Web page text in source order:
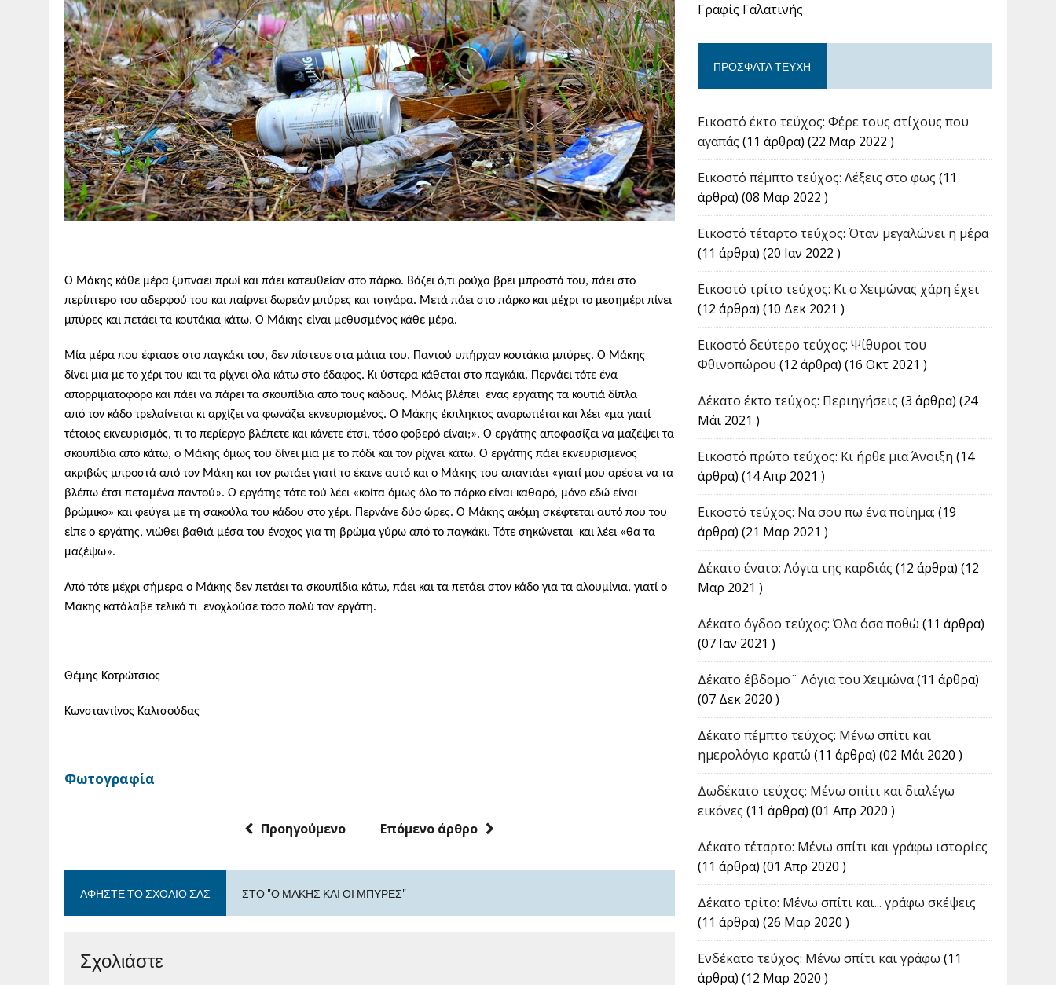
Ο Μάκης κάθε μέρα ξυπνάει πρωί και πάει κατευθείαν στο πάρκο. Βάζει ό,τι ρούχα βρει μπροστά του, πάει στο
περίπτερο του αδερφού του και παίρνει δωρεάν μπύρες και τσιγάρα. Μετά πάει στο πάρκο και μέχρι το μεσημέρι πίνει
μπύρες και πετάει τα κουτάκια κάτω. Ο Μάκης είναι μεθυσμένος κάθε μέρα.
Μία μέρα που έφτασε στο παγκάκιτου, δεν πίστευε στα μάτια του. Παντού υπήρχαν κουτάκια μπύρες. Ο Μάκης
δίνει μια με το χέρι του καιτα ρίχνει όλα κάτω στο έδαφος. Κι ύστερα κάθεται στο παγκάκι. Περνάει τότε ένα
απορριματοφόρο και πάει να πάρει τα σκουπίδια απότους κάδους. Μόλις βλέπει ένας εργάτηςτα κουτιά δίπλα
από τον κάδο τρελαίνεται κι αρχίζει να φωνάζει εκνευρισμένος. Ο Μάκης έκπληκτος αναρωτιέται και λέει «μα γιατί
τέτοιος εκνευρισμός, τι το περίεργο βλέπετε και κάνετε έτσι, τόσο φοβερό είναι;». Ο εργάτης αποφασίζει να μαζέψει τα
σκουπίδια από κάτω, ο Μάκης όμως του δίνει μια με το πόδι και τον ρίχνει κάτω. Ο εργάτης πάει εκνευρισμένος
ακριβώς μπροστά απότον Μάκη και τον ρωτάει γιατί το έκανε αυτό και ο Μάκης του απαντάει «γιατί μου αρέσει να τα
βλέπω έτσι πεταμένα παντού». Ο εργάτης τότε τού λέει «κοίτα όμως όλο το πάρκο είναι καθαρό, μόνο εδώ είναι
βρώμικο» και φεύγει με τη σακούλα του κάδου στο χέρι. Περνάνε δύο ώρες. Ο Μάκης ακόμη σκέφτεται αυτό που του
είπε ο εργάτης, νιώθει βαθιά μέσα του ένοχος για τη βρώμα γύρω απότο παγκάκι. Τότε σηκώνεται και λέει «θα τα
μαζέψω».
Από τότε μέχρι σήμερα ο Μάκης δεν πετάει τα σκουπίδια κάτω, πάει και τα πετάει στον κάδο για τα αλουμίνια, γιατί ο
Μάκης κατάλαβε τελικά τι ενοχλούσε τόσο πολύ τον εργάτη.
Θέμης Κοτρώτσιος
Κωνσταντίνος Καλτσούδας
Φωτογραφία
Προηγούμενο Επόμενο άρθρο
ΑΦΉΣΤΕ ΤΟ ΣΧΌΛΙΟ ΣΑΣ ΣΤΟ "Ο ΜΆΚΗΣ ΚΑΙ ΟΙ ΜΠΎΡΕΣ"
Σχολιάστε
Γραφίς Γαλατινής
ΠΡΌΣΦΑΤΑ ΤΕΎΧΗ
Εικοστό έκτο τεύχος: Φέρε τους στίχους που
αγαπάς (11 άρθρα) (22 Μαρ 2022 )
Εικοστό πέμπτο τεύχος: Λέξεις στο φως (11
άρθρα) (08 Μαρ 2022 )
Εικοστό τέταρτο τεύχος: Όταν μεγαλώνει η μέρα
(11 άρθρα) (20 Ιαν 2022 )
Εικοστό τρίτο τεύχος: Κι ο Χειμώνας χάρη έχει
(12 άρθρα) (10 Δεκ 2021 )
Εικοστό δεύτερο τεύχος: Ψίθυροι του
Φθινοπώρου (12 άρθρα) (16 Οκτ 2021 )
Δέκατο έκτο τεύχος: Περιηγήσεις (3 άρθρα) (24
Μάι 2021 )
Εικοστό πρώτο τεύχος: Κι ήρθε μια Άνοιξη (14
άρθρα) (14 Απρ 2021 )
Εικοστό τεύχος: Να σου πω ένα ποίημα; (19
άρθρα) (21 Μαρ 2021 )
Δέκατο ένατο: Λόγια της καρδιάς (12 άρθρα) (12
Μαρ 2021 )
Δέκατο όγδοο τεύχος: Όλα όσα ποθώ (11 άρθρα)
(07 Ιαν 2021 )
Δέκατο έβδομο¨ Λόγια του Χειμώνα(11 άρθρα)
(07 Δεκ 2020 )
Δέκατο πέμπτο τεύχος: Μένω σπίτι και
ημερολόγιο κρατώ (11 άρθρα) (02 Μάι 2020 )
Δωδέκατο τεύχος: Μένω σπίτι και διαλέγω
εικόνες (11 άρθρα) (01 Απρ 2020 )
Δέκατο τέταρτο: Μένω σπίτι και γράφω ιστορίες
(11 άρθρα) (01 Απρ 2020 )
Δέκατο τρίτο: Μένω σπίτι και... γράφω σκέψεις
(11 άρθρα) (26 Μαρ 2020 )
Ενδέκατο τεύχος: Μένω σπίτι και γράφω (11
άρθρα) (12 Μαρ 2020 )